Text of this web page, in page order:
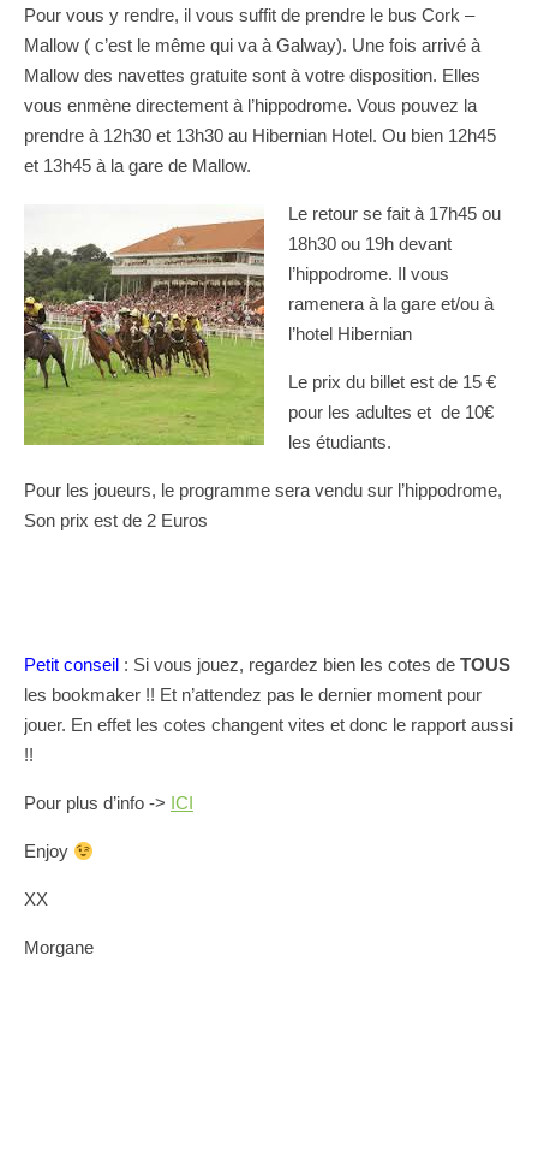
Pour vous y rendre, il vous suffit de prendre le bus Cork –
Mallow ( c’est le même qui va à Galway). Une fois arrivé à
Mallow des navettes gratuite sont à votre disposition. Elles
vous enmène directement à l’hippodrome. Vous pouvez la
prendre à 12h30 et 13h30 au Hibernian Hotel. Ou bien 12h45
et 13h45 à la gare de Mallow.
Le retour se fait à 17h45 ou
18h30 ou 19h devant
l’hippodrome. Il vous
ramenera à la gare et/ou à
l’hotel Hibernian
Le prix du billet est de 15 €
pour les adultes et de 10€
les étudiants.
Pour les joueurs, le programme sera vendu sur l’hippodrome,
Son prix est de 2 Euros
Petit conseil : Si vous jouez, regardez bien les cotes de TOUS
les bookmaker !! Et n’attendez pas le dernier moment pour
jouer. En effet les cotes changent vites et donc le rapport aussi
!!
Pour plus d’info -> ICI
Enjoy
XX
Morgane